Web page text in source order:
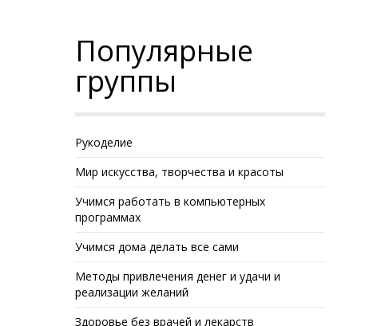
Популярные
группы
Рукоделие
Мир искусства, творчества и красоты
Учимся работать в компьютерных
программах
Учимся дома делать все сами
Методы привлечения денег и удачи и
реализации желаний
Здоровье без врачей и лекарств